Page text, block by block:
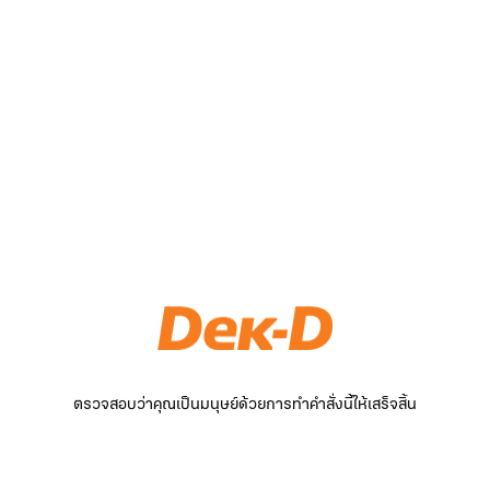
ตรวจสอบว่าคุณเป็นมนุษย์ด้วยการทำคำสั่งนี้ให้เสร็จสิ้น